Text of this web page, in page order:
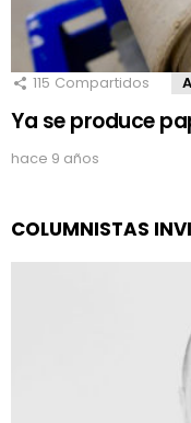
115 Compartidos
Ya se produce
hace 9 años
COLUMNISTAS